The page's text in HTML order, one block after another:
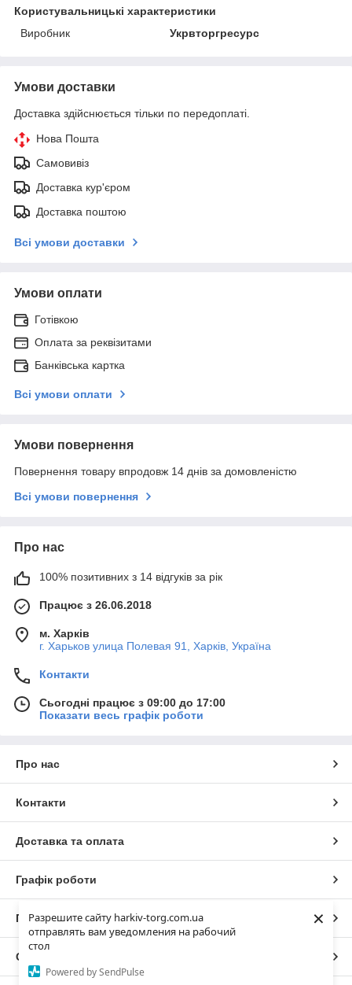
Разрешите сайту harkiv-torg.com.ua
отправлять вам уведомления на рабочий
стол
Powered by SendPulse
×
Користувальницькі характеристики
Виробник
Укрвторгресурс
Умови доставки
Доставка здійснюється тільки по передоплаті.
Нова Пошта
Самовивіз
Доставка кур'єром
Доставка поштою
Всі умови доставки
Умови оплати
Готівкою
Оплата за реквізитами
Банківська картка
Всі умови оплати
Умови повернення
Повернення товару впродовж 14 днів за домовленістю
Всі умови повернення
Про нас
100% позитивних з 14 відгуків за рік
Працює з 26.06.2018
м. Харків
г. Харьков улица Полевая 91, Харків, Україна
Контакти
Сьогодні працює з 09:00 до 17:00
Показати весь графік роботи
Про нас
Контакти
Доставка та оплата
Графік роботи
Повна версія сайту
Сайт створено на маркетплейсі